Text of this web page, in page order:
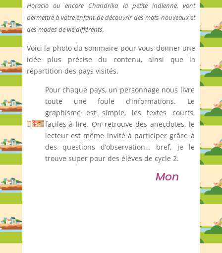
Horacio ou encore Chandrika la petite indienne, vont
permettre à votre enfant de découvrir des mots nouveaux et
des modes de vie différents.
Voici la photo du sommaire pour vous donner une
idée plus précise du contenu, ainsi que la
répartition des pays visités.
Pour chaque pays, un personnage nous livre
toute une foule d’informations. Le
graphisme est simple, les textes courts,
faciles à lire. On retrouve des anecdotes, le
lecteur est même invité à participer grâce à
des questions d’observation… bref, je le
trouve super pour des élèves de cycle 2.
Mon